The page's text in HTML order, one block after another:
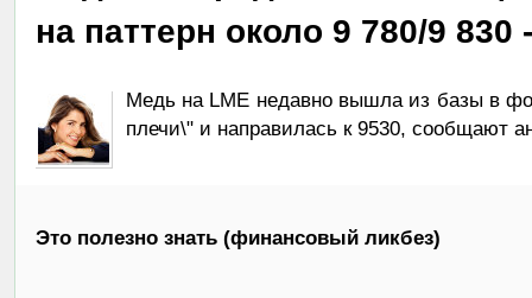
на паттерн около 9 780/9 830
Медь на LME недавно вышла из базы в
плечи\" и направилась к 9530, сообщают
Это полезно знать (финансовый ликбез)